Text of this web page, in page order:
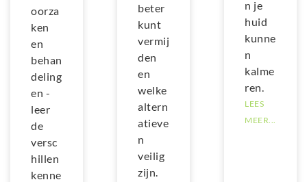
oorza
ken
en
behan
deling
en -
leer
de
versc
hillen
kenne
beter
kunt
vermij
den
en
welke
altern
atieve
n
veilig
zijn.
n je
huid
kunne
n
kalme
ren.
LEES
MEER...